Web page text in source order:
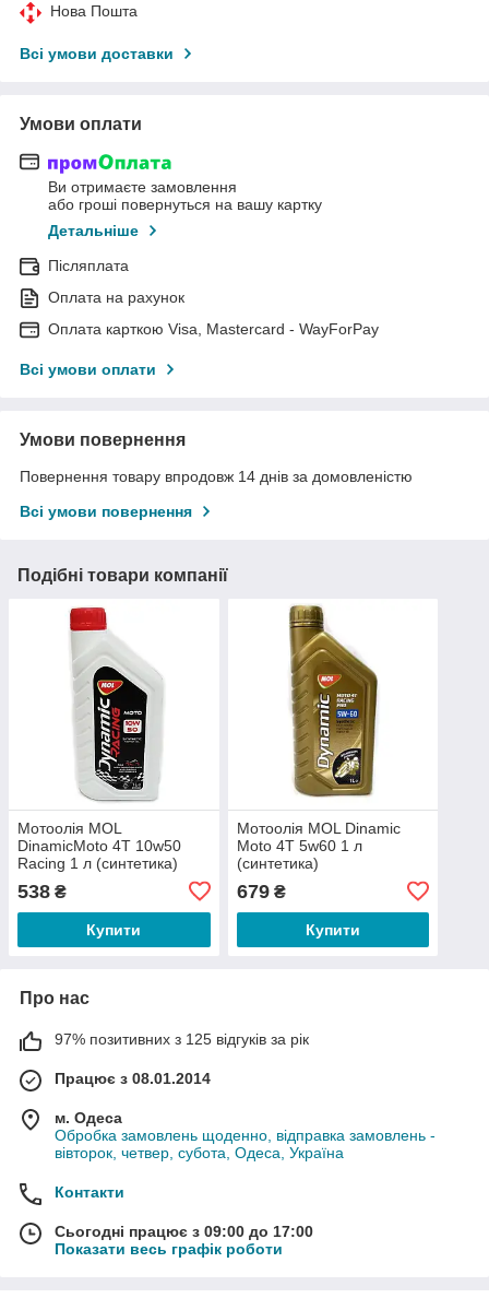
Нова Пошта
Всі умови доставки
Умови оплати
Ви отримаєте замовлення
або гроші повернуться на вашу картку
Детальніше
Післяплата
Оплата на рахунок
Оплата карткою Visa, Mastercard - WayForPay
Всі умови оплати
Умови повернення
Повернення товару впродовж 14 днів за домовленістю
Всі умови повернення
Подібні товари компанії
Мотоолія MOL
DinamicMoto 4T 10w50
Racing 1 л (синтетика)
538 ₴
Купити
Мотоолія MOL Dinamic
Moto 4T 5w60 1 л
(синтетика)
679₴
Купити
Про нас
97% позитивних з 125 відгуків за рік
Працює з 08.01.2014
м. Одеса
Обробка замовлень щоденно, відправка замовлень -
вівторок, четвер, субота, Одеса, Україна
Контакти
Сьогодні працює з 09:00 до 17:00
Показати весь графік роботи